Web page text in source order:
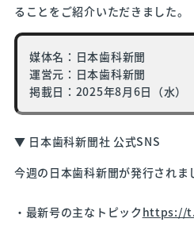
ることをご紹介いただきました。
媒体名：日本歯科新聞
運営元：日本歯科新聞
掲載日：2025年8月6日（水）
▼ 日本歯科新聞社 公式SNS
今週の日本歯科新聞が発行されま
・最新号の主なトピックhttps://